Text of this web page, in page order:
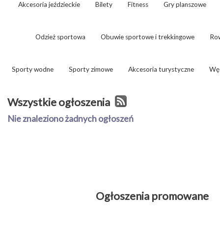
Akcesoria jeździeckie Bilety Fitness Gry planszowe
Odzież sportowa Obuwie sportowe i trekkingowe
Sporty wodne Sporty zimowe Akcesoria turystyczne
Wszystkie ogłoszenia
Nie znaleziono żadnych ogłoszeń
Ogłoszenia promowane